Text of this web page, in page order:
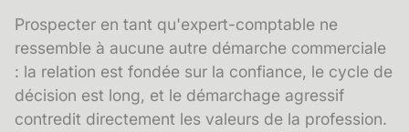
Prospecter en tant qu'expert-comptable ne
ressemble à aucune autre démarche commerciale
: la relation est fondée sur la confiance, le cycle de
décision est long, et le démarchage agressif
contredit directement les valeurs de la profession.